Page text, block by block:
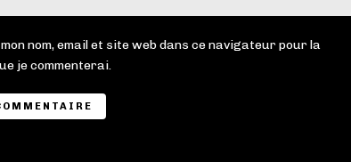
nom, email et site web dans ce navigateur pour la
je commenterai.